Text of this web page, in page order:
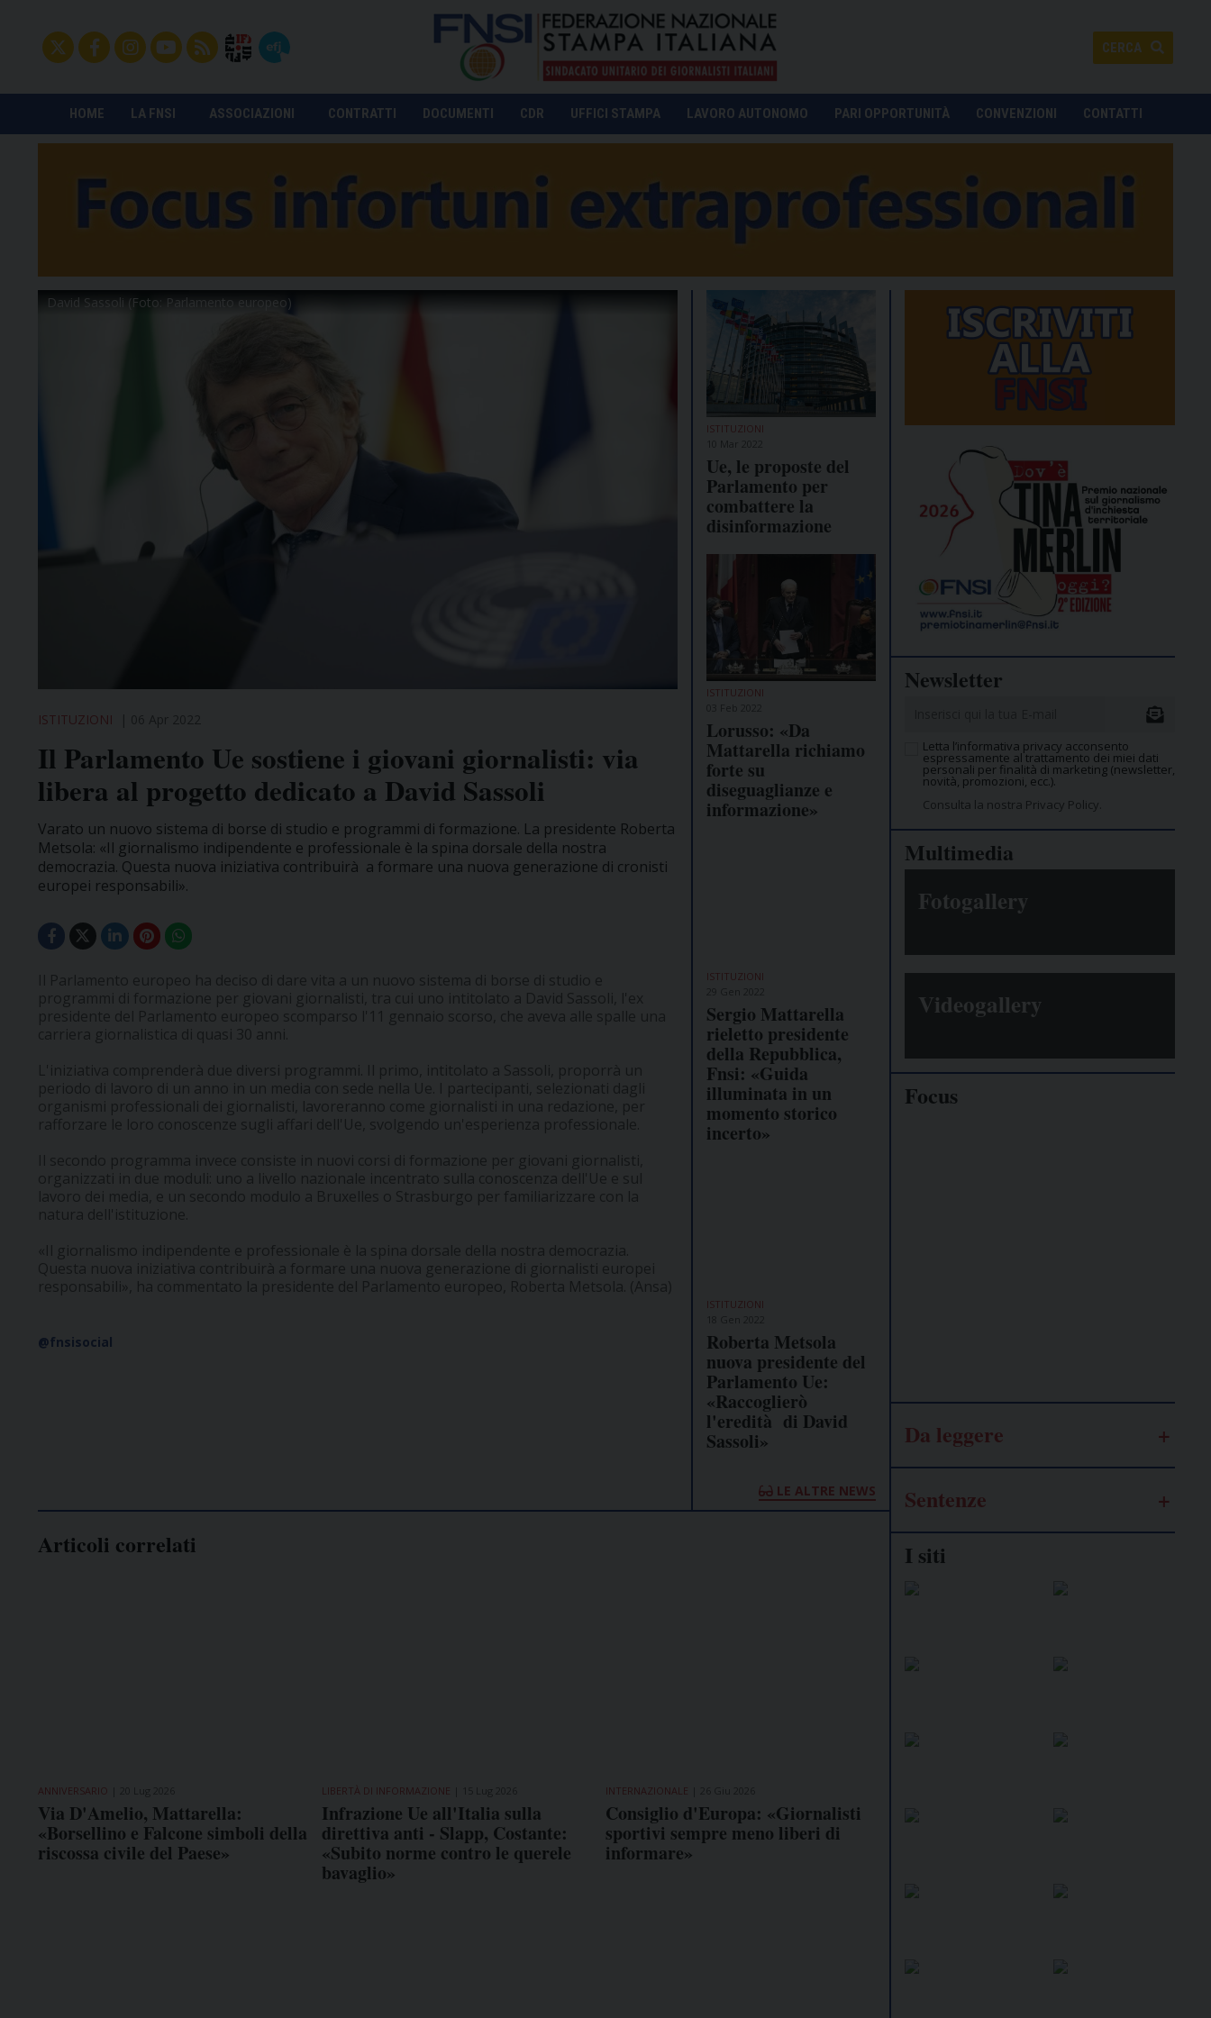
CERCA
HOME LA FNSI ASSOCIAZIONI CONTRATTI DOCUMENTI CDR UFFICI STAMPA LAVORO AUTONOMO PARI OPPORTUNITÀ CONVENZIONI CONTATTI
David Sassoli (Foto: Parlamento europeo)
ISTITUZIONI
Il Parlamento Ue sostiene i giovani giornalisti: via
libera al progetto dedicato a David Sassoli
Varato un nuovo sistema di borse di studio e programmi di formazione. La presidente Roberta
Metsola: «Il giornalismo indipendente e professionale è la spina dorsale della nostra
democrazia. Questa nuova iniziativa contribuirà a formare una nuova generazione di cronisti
europei responsabili».
@fnsisocial
ISTITUZIONI
Ue, le proposte del
Parlamento per
combattere la
disinformazione
ISTITUZIONI
Lorusso: «Da
Mattarella richiamo
forte su
diseguaglianze e
informazione»
ISTITUZIONI
Sergio Mattarella
rieletto presidente
della Repubblica,
Fnsi: «Guida
illuminata in un
momento storico
incerto»
ISTITUZIONI
Roberta Metsola
nuova presidente del
Parlamento Ue:
«Raccoglierò
l'eredità di David
Sassoli»
LE ALTRE NEWS
Articoli correlati
ANNIVERSARIO
Via D'Amelio, Mattarella:
«Borsellino e Falcone simboli della
riscossa civile del Paese»
LIBERTÀ DI INFORMAZIONE
Infrazione Ue all'Italia sulla
direttiva anti - Slapp, Costante:
«Subito norme contro le querele
bavaglio»
INTERNAZIONALE
Consiglio d'Europa: «Giornalisti
sportivi sempre meno liberi di
informare»
Newsletter
Letta l’informativa privacy acconsento
espressamente al trattamento dei miei dati
personali per finalità di marketing (newsletter,
novità, promozioni, ecc.).
Consulta la nostra Privacy Policy.
Multimedia
Fotogallery
Videogallery
Focus
Da leggere
Sentenze
I siti